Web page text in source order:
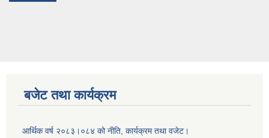
बजेट तथा कार्यक्रम
आर्थिक वर्ष २०८३।०८४ को नीति, कार्यक्रम तथा वजेट।